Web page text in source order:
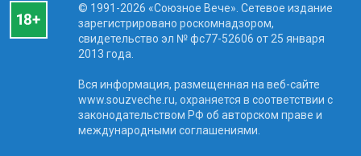
© 1991-2026 «Союзное Вече». Сетевое издание
зарегистрировано роскомнадзором,
свидетельство эл № фc77-52606 от 25 января
2013 года.
Вся информация, размещенная на веб-сайте
www.souzveche.ru, охраняется в соответствии с
законодательством РФ об авторском праве и
международными соглашениями.